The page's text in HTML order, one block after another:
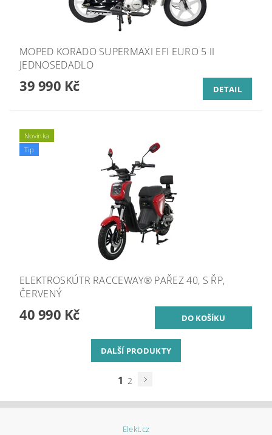
MOPED KORADO SUPERMAXI EFI EURO 5 II
JEDNOSEDADLO
39 990 Kč DETAIL
Novinka
Tip
ELEKTROSKÚTR RACCEWAY® PAŘEZ 40, S ŘP,
ČERVENÝ
40 990 Kč
DALŠÍ PRODUKTY
1 2
Elekt.cz